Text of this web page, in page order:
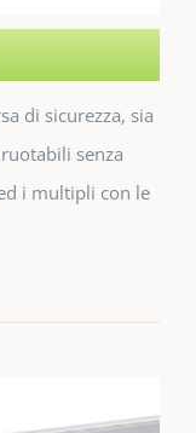
di sicurezza, sia
senza
i multipli con le